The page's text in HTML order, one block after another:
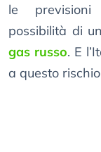
le previsioni
possibilità di
gas russo. E
a questo